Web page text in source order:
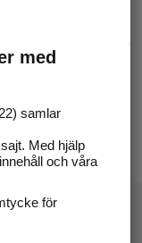
försök igen
med
samlar
Med hjälp
och våra
för